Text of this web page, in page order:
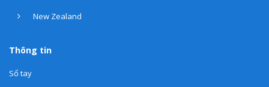
New Zealand
Thông tin
Sổ tay